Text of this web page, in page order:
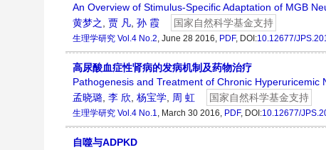
An Overview of Stimulus-Specific Adaptation of MGB
黄梦之, 贾 凡, 孙 霞 国家自然科学基金支持
生理学研究 Vol.4 No.2, June 28 2016, PDF, DOI:10.12677/
高尿酸血症性肾病的发病机制及药物治疗
Pathogenesis and Treatment of Chronic Hyperuricemic
孟晓璐, 李 欣, 杨宝学, 周 虹 国家自然科学基金支持
生理学研究 Vol.4 No.1, March 30 2016, PDF, DOI:10.12677/
自噬与ADPKD